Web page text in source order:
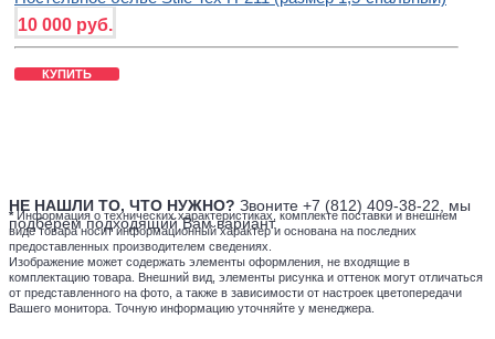
10 000 руб.
КУПИТЬ
НЕ НАШЛИ ТО, ЧТО НУЖНО? Звоните +7 (812) 409-38-22, мы
подберем подходящий Вам вариант.
* Информация о технических характеристиках, комплекте поставки и внешнем
виде товара носит информационный характер и основана на последних
предоставленных производителем сведениях.
Изображение может содержать элементы оформления, не входящие в
комплектацию товара. Внешний вид, элементы рисунка и оттенок могут отличаться
от представленного на фото, а также в зависимости от настроек цветопередачи
Вашего монитора. Точную информацию уточняйте у менеджера.